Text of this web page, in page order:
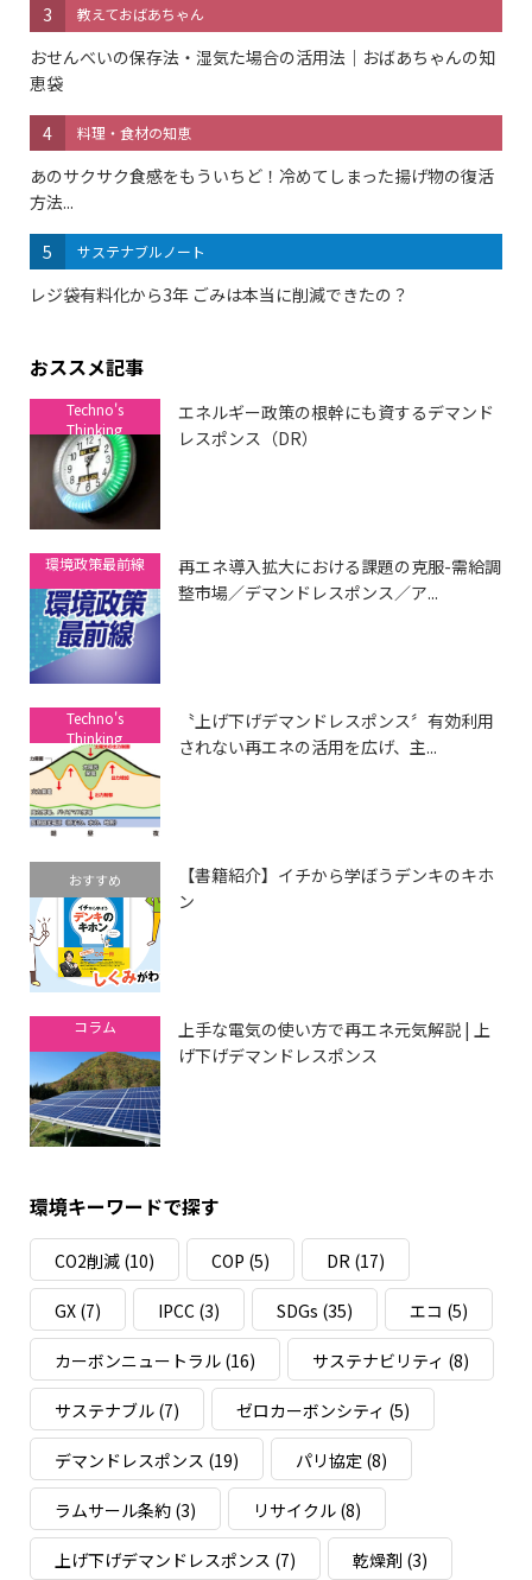
3 教えておばあちゃん
おせんべいの保存法・湿気た場合の活用法｜おばあちゃんの知
恵袋
4 料理・食材の知恵
あのサクサク食感をもういちど！冷めてしまった揚げ物の復活
方法...
5 サステナブルノート
レジ袋有料化から3年 ごみは本当に削減できたの？
おススメ記事
Techno's
Thinking
エネルギー政策の根幹にも資するデマンド
レスポンス（DR）
環境政策最前線
再エネ導入拡大における課題の克服-需給調
整市場／デマンドレスポンス／ア...
Techno's
Thinking
〝上げ下げデマンドレスポンス〞有効利用
されない再エネの活用を広げ、主...
おすすめ
【書籍紹介】イチから学ぼうデンキのキホ
ン
コラム
上手な電気の使い方で再エネ元気解説 | 上
げ下げデマンドレスポンス
環境キーワードで探す
CO2削減(10) COP (5) DR (17)
GX(7) IPCC(3) SDGs (35) エコ (5)
カーボンニュートラル(16) サステナビリティ (8)
サステナブル(7) ゼロカーボンシティ (5)
デマンドレスポンス (19) パリ協定 (8)
ラムサール条約(3) リサイクル(8)
上げ下げデマンドレスポンス (7) 乾燥剤 (3)